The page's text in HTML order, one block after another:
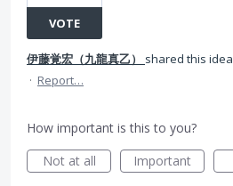
VOTE
伊藤覚宏（九龍真乙） shared this idea
· Report…
How important is this to you?
Not at all
Important